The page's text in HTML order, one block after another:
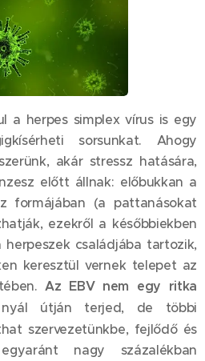
a herpes simplex vírus is egy
sorsunkat. Ahogy
akár stressz hatására,
előtt állnak: előbukkan a
formájában (a pattanásokat
ezekről a későbbiekben
herpeszek családjába tartozik,
keresztül vernek telepet az
Az EBV nem egy ritka
nyál útján terjed, de többi
szervezetünkbe, fejlődő és
nagy százalékban